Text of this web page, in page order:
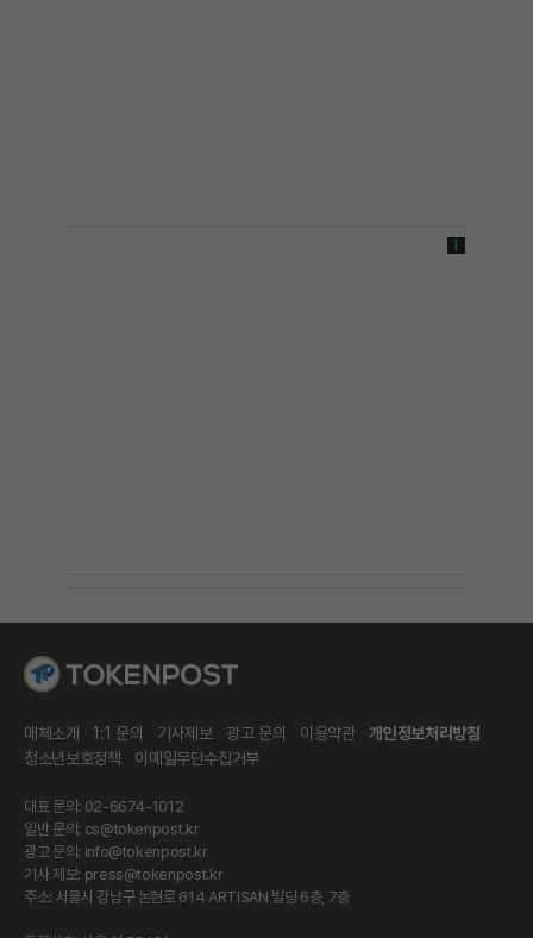
매체소개 1:1 문의 기사제보 광고 문의 이용약관
개인정보처리방침
청소년보호정책
이메일무단수집거부
대표 문의: 02-6674-1012
일반 문의: cs@tokenpost.kr
광고 문의: info@tokenpost.kr
기사 제보: press@tokenpost.kr
주소: 서울시 강남구 논현로 614 ARTISAN 빌딩 6층, 7층